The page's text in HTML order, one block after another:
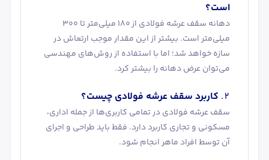
است؟
دهانه سقف عرشه فولادی از 180 میلی‌متر تا 300
میلی‌متر است. بیشتر از این مقدار موجب ارتعاش در
سازه خواهد شد؛ اما با استفاده از روش‌های مهندسی
می‌توان عرض دهانه را بیشتر کرد.
کاربرد سقف عرشه فولادی چیست؟
سقف عرشه فولادی در تمامی کاربری‌ها از جمله اداری،
مسکونی و تجاری کاربرد دارد. فقط باید طراحی و اجرای
آن توسط افراد ماهر انجام شود.